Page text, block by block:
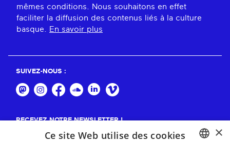
mêmes conditions. Nous souhaitons en effet
faciliter la diffusion des contenus liés à la culture
basque. En savoir plus
SUIVEZ-NOUS :
RECEVEZ NOTRE NEWSLETTER !
×
Ce site Web utilise des cookies